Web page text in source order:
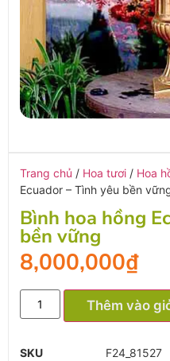
Trang chủ / Hoa tươi / Hoa
Ecuador – Tình yêu bền
Bình hoa hồng
bền vững
8,000,000₫
Thêm vào
SKU
F24_81527